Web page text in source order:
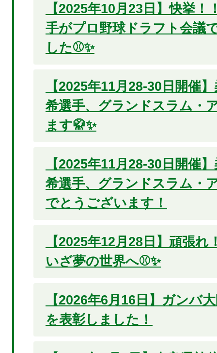
【2025年10月23日】快挙！
手がプロ野球ドラフト会議
した⚾✨
【2025年11月28-30日開催
希選手、グランドスラム・
ます🥋✨
【2025年11月28-30日開催
希選手、グランドスラム・
でとうございます！
【2025年12月28日】頑張れ
いざ夢の世界へ⚾✨
【2026年6月16日】ガンバ
を表彰しました！